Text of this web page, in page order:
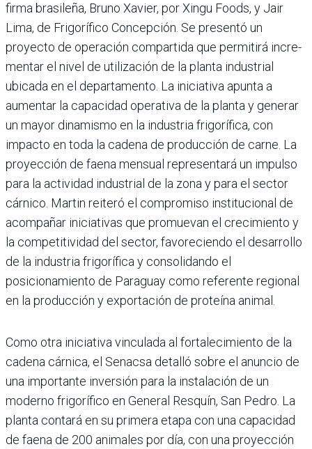
firma brasileña, Bruno Xavier, por Xingu Foods, y Jair
Lima, de Frigorífico Concepción. Se presentó un
proyecto de operación com­partida que permitirá incre­
mentar el nivel de utiliza­ción de la planta industrial
ubicada en el departamento. La iniciativa apunta a
aumen­tar la capacidad operativa de la planta y generar
un mayor dinamismo en la industria fri­gorífica, con
impacto en toda la cadena de producción de carne. La
proyección de faena men­sual representará un impulso
para la actividad industrial de la zona y para el sector
cárnico. Martin reiteró el compromiso institucional de
acompañar iniciativas que promuevan el crecimiento y
la competitivi­dad del sector, favoreciendo el desarrollo
de la industria frigorífica y consolidando el
posicionamiento de Paraguay como referente regional
en la producción y exportación de proteína animal.
Como otra iniciativa vincu­lada al fortalecimiento de la
cadena cárnica, el Senacsa detalló sobre el anuncio de
una importante inver­sión para la instalación de un
moderno frigorífico en General Resquín, San Pedro. La
planta contará en su pri­mera etapa con una capacidad
de faena de 200 animales por día, con una proyección